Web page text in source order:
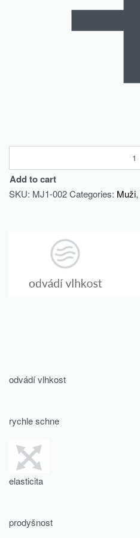
Add to cart
SKU: MJ1-002Categories: Muži,
odvádí vlhkost
rychle schne
elasticita
prodyšnost